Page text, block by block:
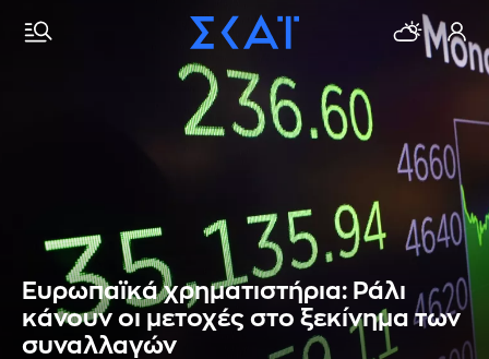
Ευρωπαϊκά χρηματιστήρια: Ράλι
κάνουν οι μετοχές στο ξεκίνημα των
συναλλαγών